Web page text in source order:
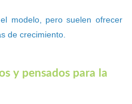
modelo, pero suelen ofrecer
de crecimiento.
y pensados para la